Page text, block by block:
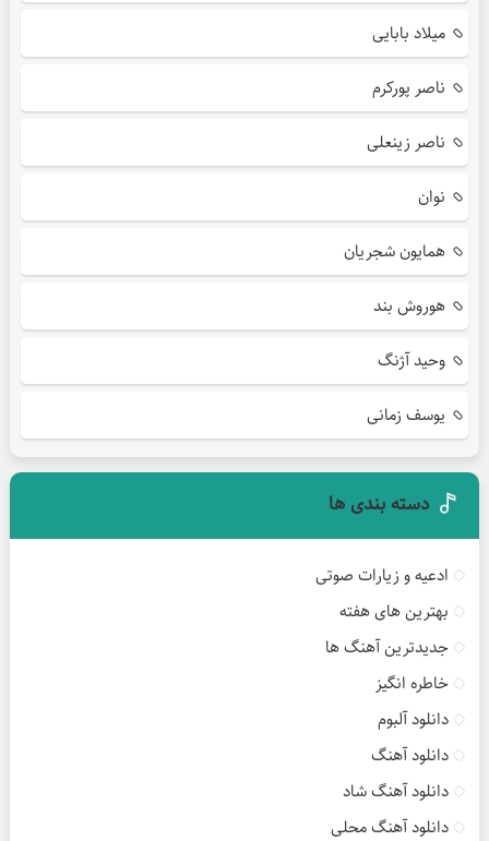
میلاد بابایی
ناصر پورکرم
ناصر زینعلی
نوان
همایون شجریان
هوروش بند
وحید آژنگ
یوسف زمانی
دسته بندی ها
ادعیه و زیارات صوتی
بهترین های هفته
جدیدترین آهنگ ها
خاطره انگیز
دانلود آلبوم
دانلود آهنگ
دانلود آهنگ شاد
دانلود آهنگ محلی